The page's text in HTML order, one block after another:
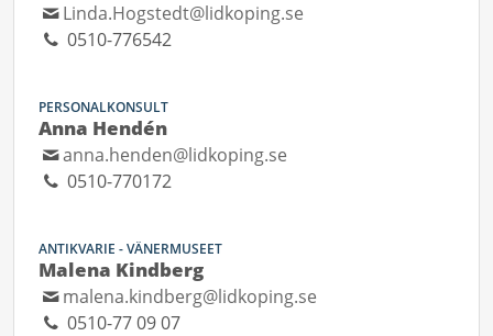
Linda.Hogstedt@lidkoping.se
0510-776542
PERSONALKONSULT
Anna Hendén
anna.henden@lidkoping.se
0510-770172
ANTIKVARIE - VÄNERMUSEET
Malena Kindberg
malena.kindberg@lidkoping.se
0510-77 09 07